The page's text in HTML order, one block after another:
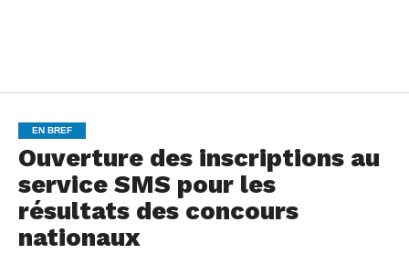
EN BREF
Ouverture des inscriptions au
service SMS pour les
résultats des concours
nationaux